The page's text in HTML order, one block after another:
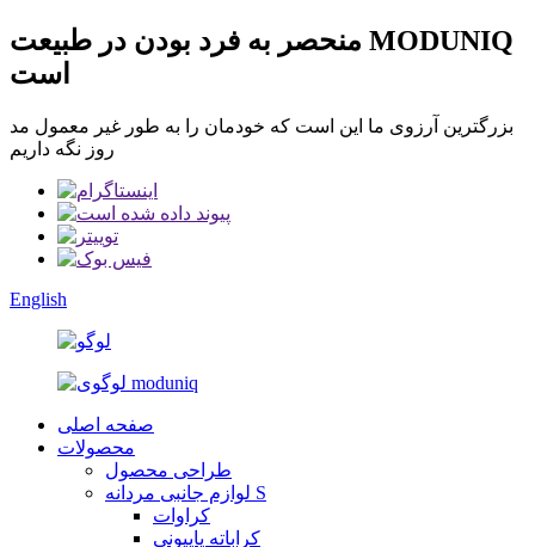
منحصر به فرد بودن در طبیعت MODUNIQ
است
بزرگترین آرزوی ما این است که خودمان را به طور غیر معمول مد
روز نگه داریم
English
صفحه اصلی
محصولات
طراحی محصول
لوازم جانبی مردانه S
کراوات
کراباته پاپیونی